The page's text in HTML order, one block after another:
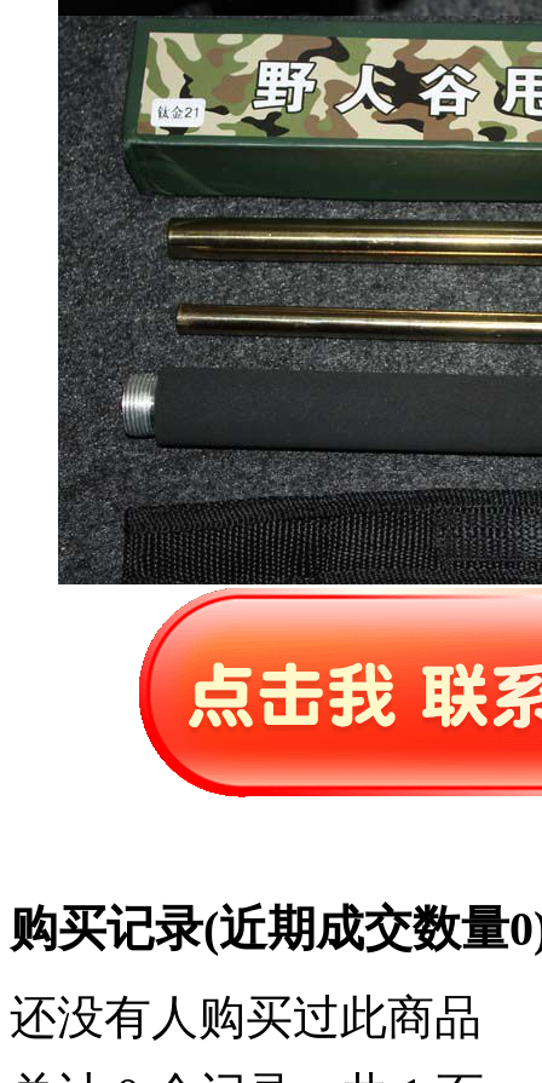
购买记录(近期成交数量0
还没有人购买过此商品